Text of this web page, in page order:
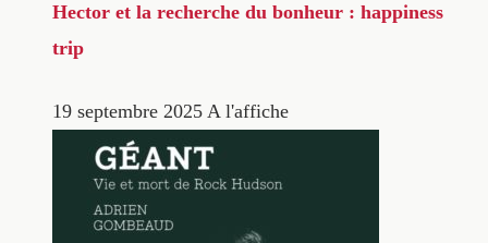
Hector et la recherche du bonheur : happiness
trip
19 septembre 2025 A l'affiche